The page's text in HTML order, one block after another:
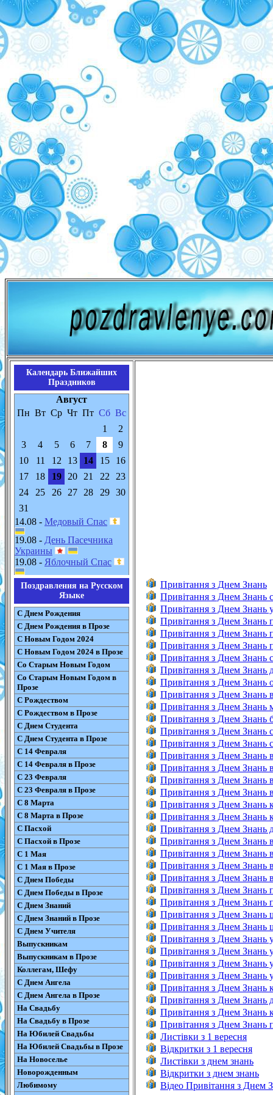
Календарь Ближайших
Праздников
Август
Пн Вт Ср Чт Пт Сб Вс
1
2
3
4 5 6 7 8
9
10
11 12 13 14 15
16
17
18 19 20 21 22
23
24
25 26 27 28 29
30
31
14.08 - Медовый Спас
19.08 - День Пасечника
Украины
19.08 - Яблочный Спас
Поздравления на Русском
Языке
С Днем Рождения
С Днем Рождения в Прозе
С Новым Годом 2024
С Новым Годом 2024 в Прозе
Со Старым Новым Годом
Со Старым Новым Годом в
Прозе
С Рождеством
С Рождеством в Прозе
С Днем Студента
С Днем Студента в Прозе
С 14 Февраля
С 14 Февраля в Прозе
С 23 Февраля
С 23 Февраля в Прозе
С 8 Марта
С 8 Марта в Прозе
С Пасхой
С Пасхой в Прозе
С 1 Мая
С 1 Мая в Прозе
С Днем Победы
С Днем Победы в Прозе
С Днем Знаний
С Днем Знаний в Прозе
С Днем Учителя
Выпускникам
Выпускникам в Прозе
Коллегам, Шефу
С Днем Ангела
С Днем Ангела в Прозе
На Свадьбу
На Свадьбу в Прозе
На Юбилей Свадьбы
На Юбилей Свадьбы в Прозе
На Новоселье
Новорожденным
Любимому
Привітання з Днем Знань
Привітання з Днем Знань
Привітання з Днем Знань
Привітання з Днем Знань
Привітання з Днем Знань
Привітання з Днем Знань
Привітання з Днем Знань
Привітання з Днем Знань
Привітання з Днем Знань
Привітання з Днем Знань
Привітання з Днем Знань
Привітання з Днем Знань
Привітання з Днем Знань
Привітання з Днем Знань
Привітання з Днем Знань
Привітання з Днем Знань
Привітання з Днем Знань
Привітання з Днем Знань
Привітання з Днем Знань
Привітання з Днем Знань
Привітання з Днем Знань
Привітання з Днем Знань
Привітання з Днем Знань
Привітання з Днем Знань
Привітання з Днем Знань
Привітання з Днем Знань
Привітання з Днем Знань
Привітання з Днем Знань
Привітання з Днем Знань
Привітання з Днем Знань
Привітання з Днем Знань
Привітання з Днем Знань
Привітання з Днем Знань
Привітання з Днем Знань
Привітання з Днем Знань
Привітання з Днем Знань
Привітання з Днем Знань
Листівки з 1 вересня
Відкритки з 1 вересня
Листівки з днем знань
Відкритки з днем знань
Відео Привітання з Днем